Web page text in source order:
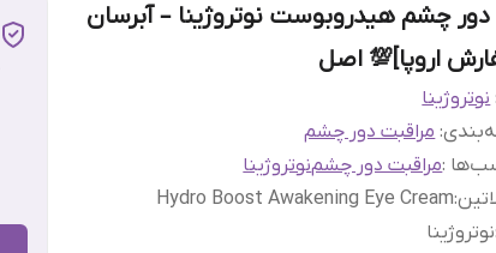
دور چشم هیدروبوست نوتروژینا – آبرسان
اروپا]💯 اصل
نوتروژینا
:مراقبت دور چشم
:مراقبت دور چشمنوتروژینا
:
Hydro Boost Awakening Eye Cream
نوتروژینا